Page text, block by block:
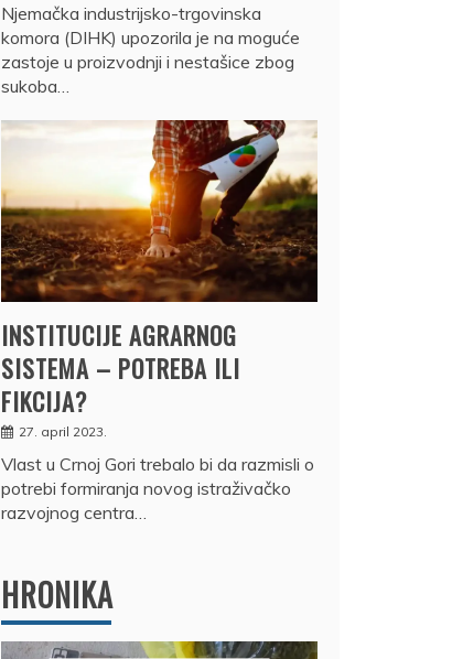
Njemačka industrijsko-trgovinska
komora (DIHK) upozorila je na moguće
zastoje u proizvodnji i nestašice zbog
sukoba…
INSTITUCIJE AGRARNOG
SISTEMA – POTREBA ILI
FIKCIJA?
27. april 2023.
Vlast u Crnoj Gori trebalo bi da razmisli o
potrebi formiranja novog istraživačko
razvojnog centra…
HRONIKA